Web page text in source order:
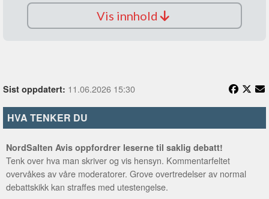
Fottur ca. 500 meter en vei til
Hopnesodden
Vis innhold
Sist oppdatert: 11.06.2026 15:30
HVA TENKER DU
NordSalten Avis oppfordrer leserne til saklig debatt!
Tenk over hva man skriver og vis hensyn. Kommentarfeltet
overvåkes av våre moderatorer. Grove overtredelser av normal
debattskikk kan straffes med utestengelse.